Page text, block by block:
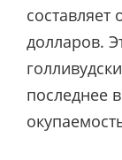
составляет
долларов.
последнее